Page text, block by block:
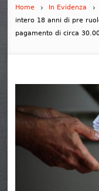
Home In Evidenza
intero 18 anni di pre
pagamento di circa